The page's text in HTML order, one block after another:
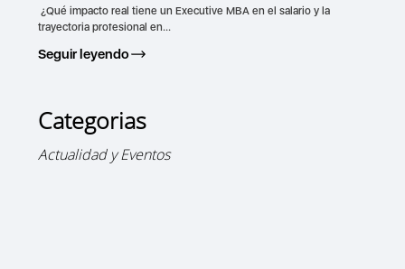
¿Qué impacto real tiene un Executive MBA en el salario y la
trayectoria profesional en...
Seguir leyendo
Categorias
Actualidad y Eventos